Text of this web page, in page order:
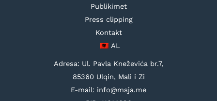
Publikimet
Press clipping
Kontakt
AL
Adresa: Ul. Pavla Kneževića br.7,
85360 Ulqin, Mali i Zi
E-mail: info@msja.me